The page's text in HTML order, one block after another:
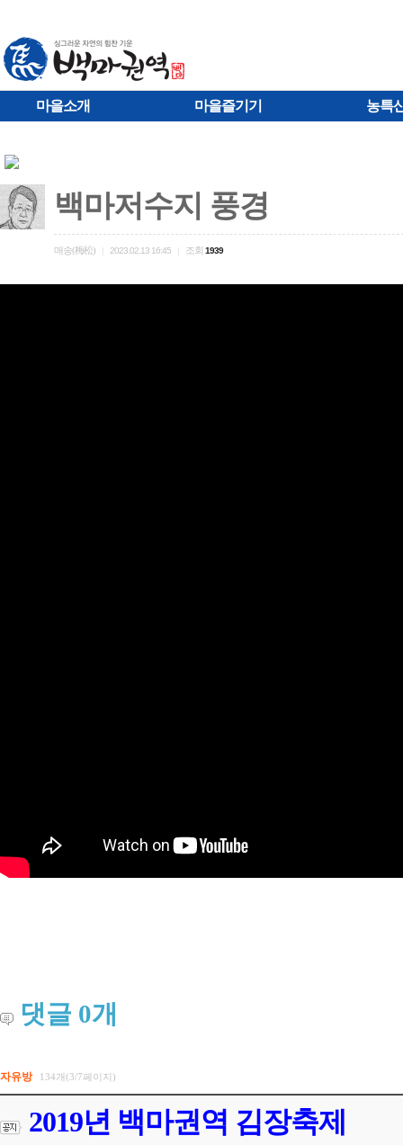
마을소개 마을즐기기 농특
백마저수지 풍경
매송(梅松) 2023.02.13 16:45 조회 1939
댓글 0개
자유방 134개(3/7페이지)
2019년 백마권역 김장축제